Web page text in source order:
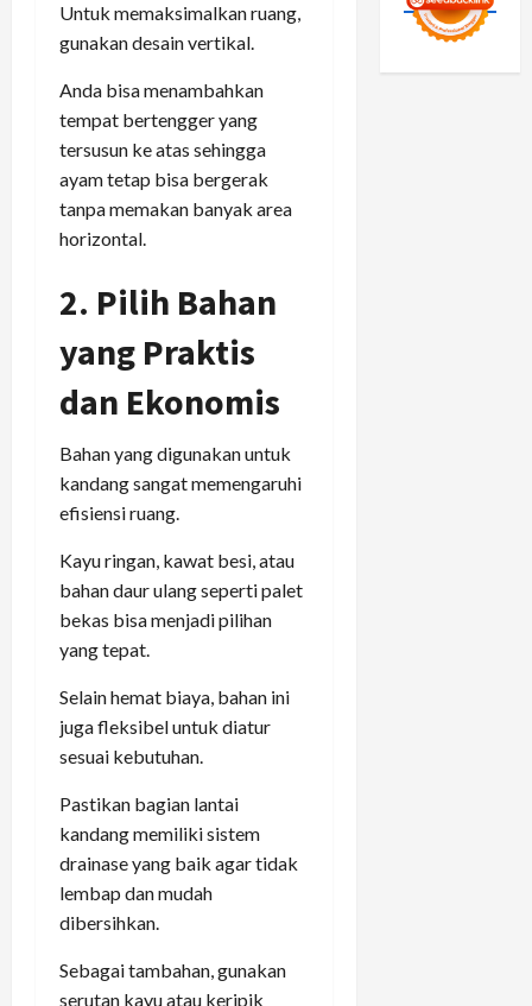
Untuk memaksimalkan ruang,
gunakan desain vertikal.
Anda bisa menambahkan
tempat bertengger yang
tersusun ke atas sehingga
ayam tetap bisa bergerak
tanpa memakan banyak area
horizontal.
2. Pilih Bahan
yang Praktis
dan Ekonomis
Bahan yang digunakan untuk
kandang sangat memengaruhi
efisiensi ruang.
Kayu ringan, kawat besi, atau
bahan daur ulang seperti palet
bekas bisa menjadi pilihan
yang tepat.
Selain hemat biaya, bahan ini
juga fleksibel untuk diatur
sesuai kebutuhan.
Pastikan bagian lantai
kandang memiliki sistem
drainase yang baik agar tidak
lembap dan mudah
dibersihkan.
Sebagai tambahan, gunakan
serutan kayu atau keripik